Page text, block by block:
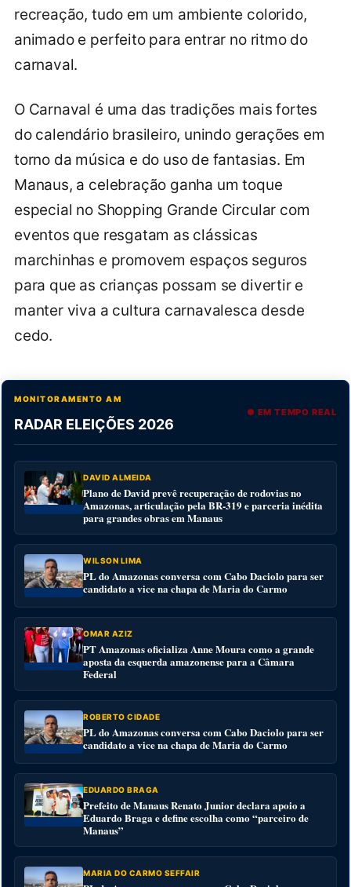
recreação, tudo em um ambiente colorido,
animado e perfeito para entrar no ritmo do
carnaval.
O Carnaval é uma das tradições mais fortes
do calendário brasileiro, unindo gerações em
torno da música e do uso de fantasias. Em
Manaus, a celebração ganha um toque
especial no Shopping Grande Circular com
eventos que resgatam as clássicas
marchinhas e promovem espaços seguros
para que as crianças possam se divertir e
manter viva a cultura carnavalesca desde
cedo.
MONITORAMENTO AM
RADAR ELEIÇÕES 2026
● EM TEMPO REAL
DAVID ALMEIDA
Plano de David prevê recuperação de rodovias no
Amazonas, articulação pela BR-319 e parceria inédita
para grandes obras em Manaus
WILSON LIMA
PL do Amazonas conversa com Cabo Daciolo para ser
candidato a vice na chapa de Maria do Carmo
OMAR AZIZ
PT Amazonas oficializa Anne Moura como a grande
aposta da esquerda amazonense para a Câmara
Federal
ROBERTO CIDADE
PL do Amazonas conversa com Cabo Daciolo para ser
candidato a vice na chapa de Maria do Carmo
EDUARDO BRAGA
Prefeito de Manaus Renato Junior declara apoio a
Eduardo Braga e define escolha como “parceiro de
Manaus”
MARIA DO CARMO SEFFAIR